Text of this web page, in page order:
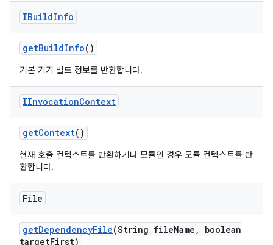
IBuildInfo
getBuildInfo()
기본 기기 빌드 정보를 반환합니다.
IInvocationContext
getContext()
현재 호출 컨텍스트를 반환하거나 모듈인 경우 모듈 컨텍스트를 반
환합니다.
File
getDependencyFile(String fileName ,
boolean
targetFirst)